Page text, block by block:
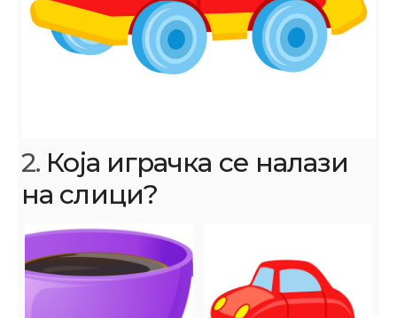
2. Која играчка се налази
на слици?